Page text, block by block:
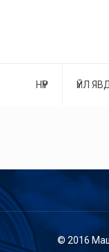
НҮҮР ҮЙЛ
© 2016